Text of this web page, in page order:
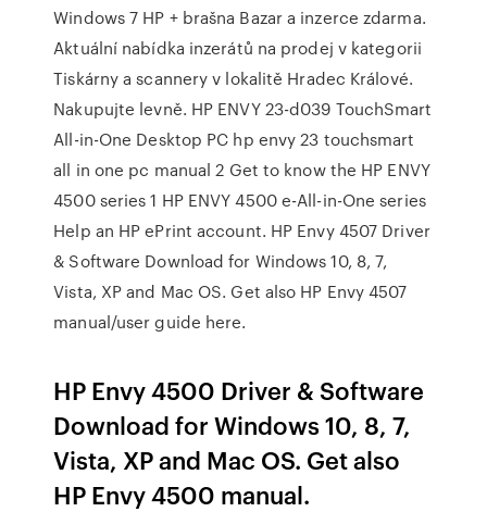
Windows 7 HP + brašna Bazar a inzerce zdarma.
Aktuální nabídka inzerátů na prodej v kategorii
Tiskárny a scannery v lokalitě Hradec Králové.
Nakupujte levně. HP ENVY 23-d039 TouchSmart
All-in-One Desktop PC hp envy 23 touchsmart
all in one pc manual 2 Get to know the HP ENVY
4500 series 1 HP ENVY 4500 e-All-in-One series
Help an HP ePrint account. HP Envy 4507 Driver
& Software Download for Windows 10, 8, 7,
Vista, XP and Mac OS. Get also HP Envy 4507
manual/user guide here.
HP Envy 4500 Driver & Software
Download for Windows 10, 8, 7,
Vista, XP and Mac OS. Get also
HP Envy 4500 manual.